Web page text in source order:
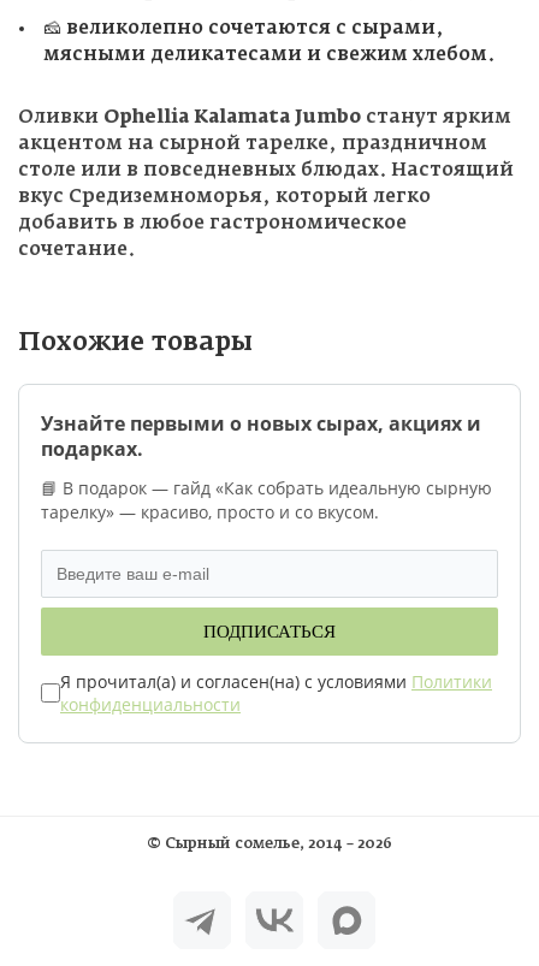
🧀 великолепно сочетаются с сырами,
мясными деликатесами и свежим хлебом.
Оливки Ophellia Kalamata Jumbo станут ярким
акцентом на сырной тарелке, праздничном
столе или в повседневных блюдах. Настоящий
вкус Средиземноморья, который легко
добавить в любое гастрономическое
сочетание.
Похожие товары
Узнайте первыми о новых сырах, акциях и
подарках.
📘 В подарок — гайд «Как собрать идеальную сырную
тарелку» — красиво, просто и со вкусом.
ПОДПИСАТЬСЯ
Я прочитал(а) и согласен(на) с условиями Политики
конфиденциальности
© Сырный сомелье, 2014 – 2026